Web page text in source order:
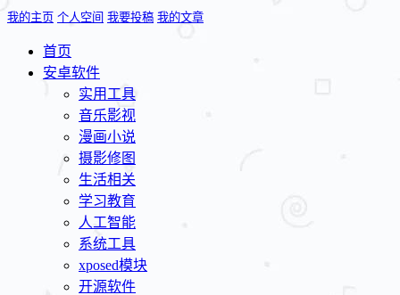
我的主页 个人空间 我要投稿 我的文章
首页
安卓软件
实用工具
音乐影视
漫画小说
摄影修图
生活相关
学习教育
人工智能
系统工具
xposed模块
开源软件